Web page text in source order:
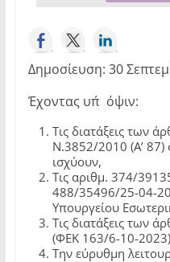
Δημοσίευση: 30
Έχοντας υπ΄όψιν:
Τις διατάξεις των
Ν.3852/2010 (Α’ 87)
ισχύουν,
Τις αριθμ. 374/
488/35496/25-04-
Υπουργείου
Τις διατάξεις των
(ΦΕΚ 163/6-10-2023)
Την εύρυθμη